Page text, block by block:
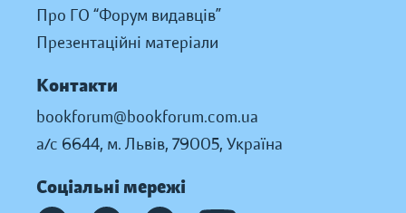
Про ГО “Форум видавців”
Презентаційні матеріали
Контакти
bookforum@bookforum.com.ua
а/с 6644, м. Львів, 79005, Україна
Соціальні мережі